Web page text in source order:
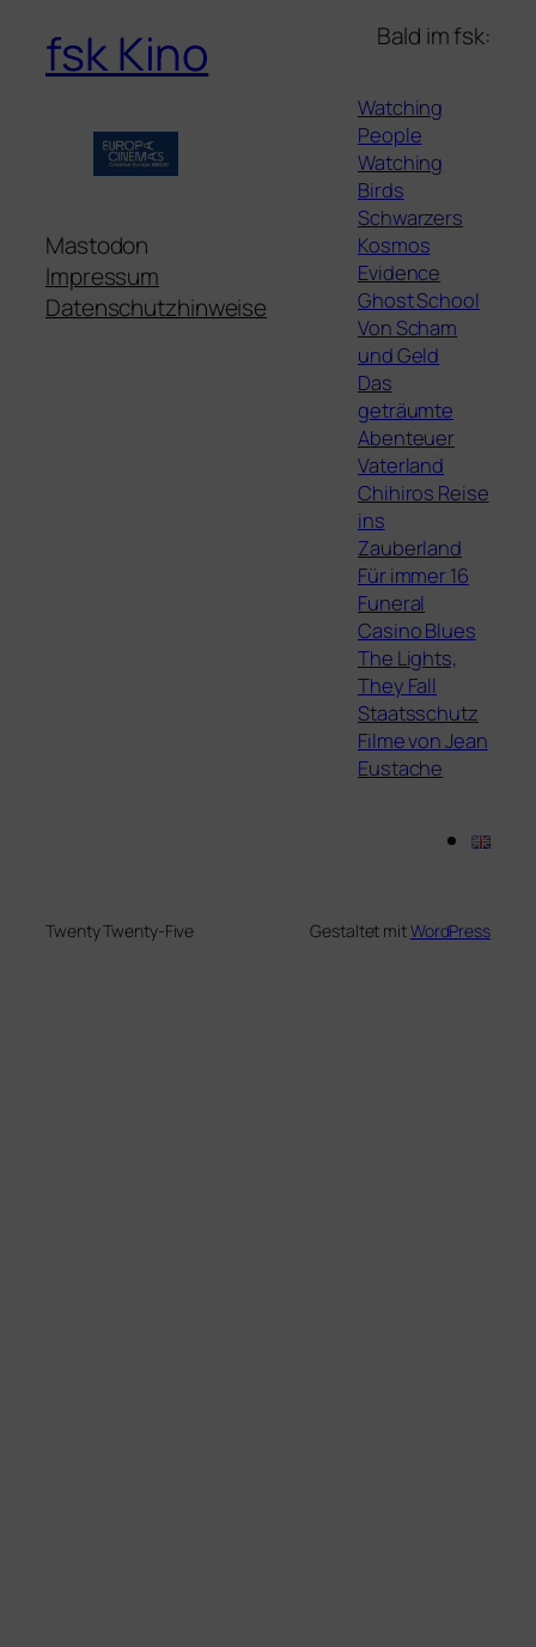
fsk Kino
Mastodon
Impressum
Datenschutzhinweise
Bald im fsk:
Watching
People
Watching
Birds
Schwarzers
Kosmos
Evidence
Ghost School
Von Scham
und Geld
Das
geträumte
Abenteuer
Vaterland
Chihiros Reise
ins
Zauberland
Für immer 16
Funeral
Casino Blues
The Lights,
They Fall
Staatsschutz
Filme von Jean
Eustache
Twenty Twenty-Five Gestaltet mitWordPress